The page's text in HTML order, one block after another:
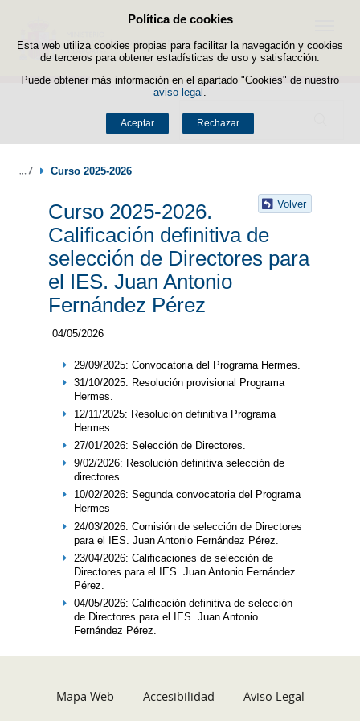
Política de cookies
Esta web utiliza cookies propias para facilitar la navegación y cookies
de terceros para obtener estadísticas de uso y satisfacción.
Puede obtener más información en el apartado "Cookies" de nuestro
aviso legal
Aceptar Rechazar
Saltar al contenido
Buscador
Menú
Curso 2025-2026
Volver
Curso 2025-2026.
Calificación definitiva de
selección de Directores para
el IES. Juan Antonio
Fernández Pérez
04/05/2026
29/09/2025: Convocatoria del Programa Hermes.
31/10/2025: Resolución provisional Programa
Hermes.
12/11/2025: Resolución definitiva Programa
Hermes.
27/01/2026: Selección de Directores.
9/02/2026: Resolución definitiva selección de
directores.
10/02/2026: Segunda convocatoria del Programa
Hermes
24/03/2026: Comisión de selección de Directores
para el IES. Juan Antonio Fernández Pérez.
23/04/2026: Calificaciones de selección de
Directores para el IES. Juan Antonio Fernández
Pérez.
04/05/2026: Calificación definitiva de selección
de Directores para el IES. Juan Antonio
Fernández Pérez.
Mapa Web Accesibilidad Aviso Legal